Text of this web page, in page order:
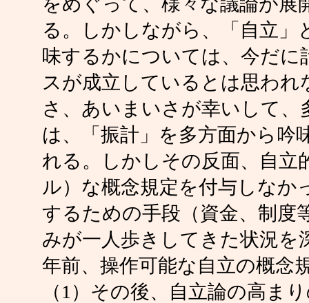
る。しかしながら、「自立」
味するかについては、今だ
スが成立しているとは思わ
さ、あいまいさが幸いして
は、「振計」を多方面から吟
れる。しかしその反面、自立
ル）な概念規定を付与しな
するための手段（資金、制度
みが一人歩きしてきた状況
年前、操作可能な自立の概念
（1）その後、自立論の高ま